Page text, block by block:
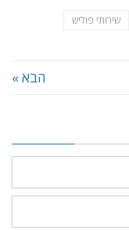
שירותי פוליש
הבא »